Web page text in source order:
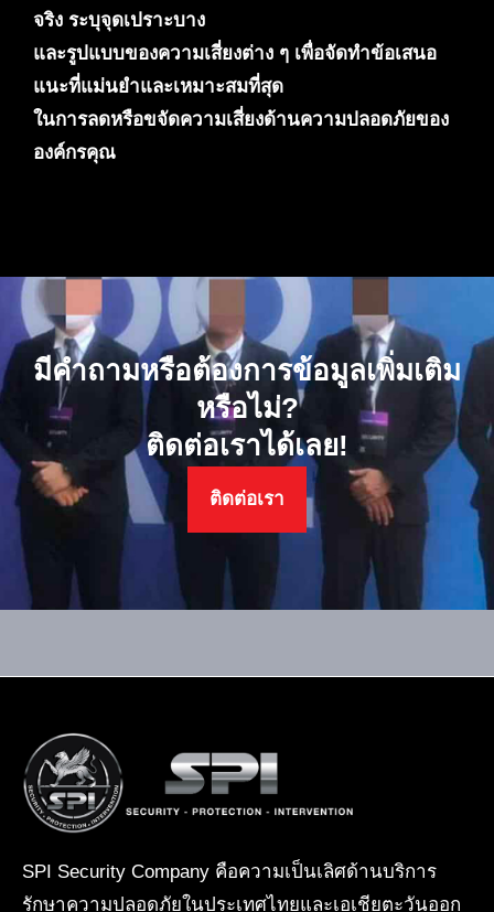
จริง ระบุจุดเปราะบาง
และรูปแบบของความเสี่ยงต่าง ๆ เพื่อจัดทำข้อเสนอ
แนะที่แม่นยำและเหมาะสมที่สุด
ในการลดหรือขจัดความเสี่ยงด้านความปลอดภัยของ
องค์กรคุณ
มีคำถามหรือต้องการข้อมูลเพิ่มเติม
หรือไม่?
ติดต่อเราได้เลย!
ติดต่อเรา
SPI Security Company คือความเป็นเลิศด้านบริการ
รักษาความปลอดภัยในประเทศไทยและเอเชียตะวันออก